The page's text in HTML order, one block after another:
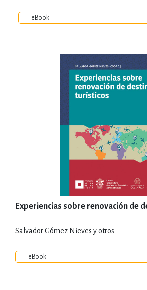
eBook
Experiencias sobre renovación de
Salvador Gómez Nieves y otros
eBook